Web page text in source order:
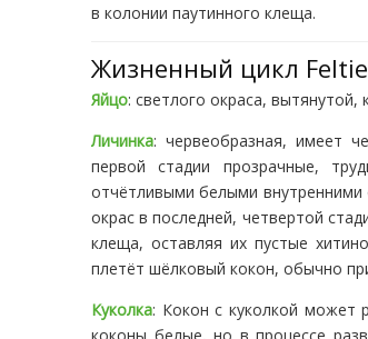
в колонии паутинного клеща.
Жизненный цикл
Яйцо: светлого окраса,
Личинка: червеобразная, имеет
первой стадии прозрачные,
отчётливыми белыми
окрас в последней, четвертой
клеща, оставляя их пустые
плетёт шёлковый кокон, обычно
Куколка: Кокон с куколкой может